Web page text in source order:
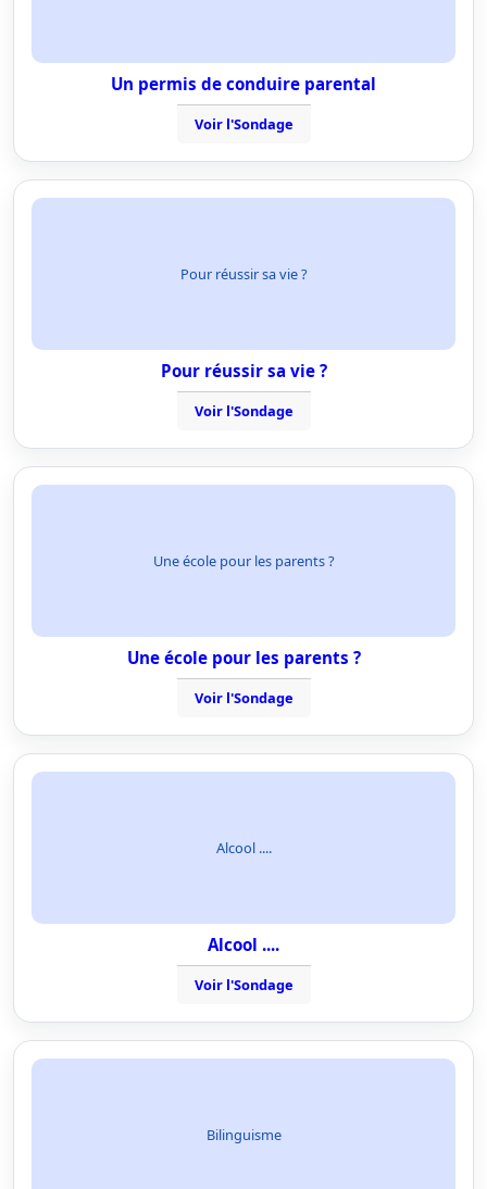
Un permis de conduire parental
Voir l'Sondage
Pour réussir sa vie ?
Pour réussir sa vie ?
Voir l'Sondage
Une école pour les parents ?
Une école pour les parents ?
Voir l'Sondage
Alcool ....
Alcool ....
Voir l'Sondage
Bilinguisme